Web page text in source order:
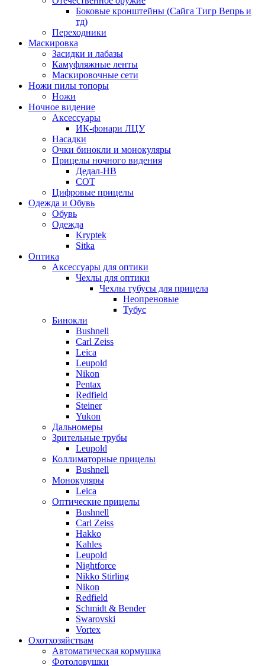
Боковые кронштейны (Сайга Тигр Вепрь и
тд)
Переходники
Маскировка
Засидки и лабазы
Камуфляжные ленты
Маскировочные сети
Ножи пилы топоры
Ножи
Ночное видение
Аксессуары
ИК-фонари ЛЦУ
Насадки
Очки бинокли и монокуляры
Прицелы ночного видения
Дедал-НВ
СОТ
Цифровые прицелы
Одежда и Обувь
Обувь
Одежда
Kryptek
Sitka
Оптика
Аксессуары для оптики
Чехлы для оптики
Чехлы тубусы для прицела
Неопреновые
Тубус
Бинокли
Bushnell
Carl Zeiss
Leica
Leupold
Nikon
Pentax
Redfield
Steiner
Yukon
Дальномеры
Зрительные трубы
Leupold
Коллиматорные прицелы
Bushnell
Монокуляры
Leica
Оптические прицелы
Bushnell
Carl Zeiss
Hakko
Kahles
Leupold
Nightforce
Nikko Stirling
Nikon
Redfield
Schmidt & Bender
Swarovski
Vortex
Охотхозяйствам
Автоматическая кормушка
Фотоловушки